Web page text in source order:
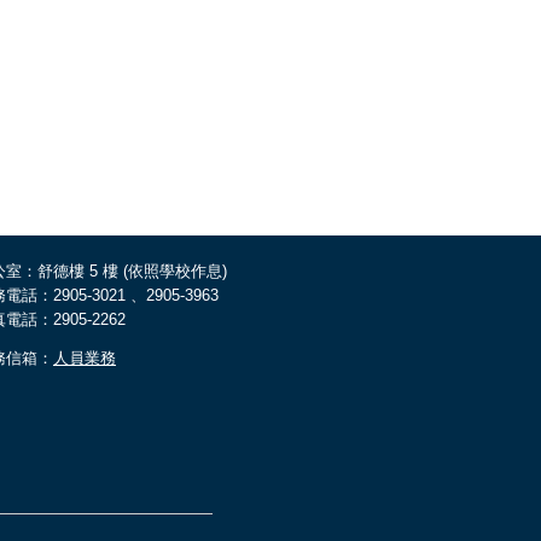
室：舒德樓 5 樓 (依照學校作息)
電話：2905-3021 、2905-3963
電話：2905-2262
信箱： 人員業務